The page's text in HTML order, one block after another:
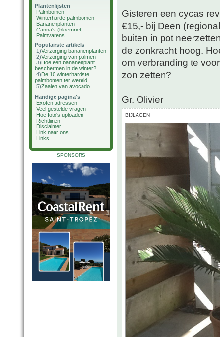
Plantenlijsten
Palmbomen
Winterharde palmbomen
Bananenplanten
Canna's (bloemriet)
Palmvarens
Populairste artikels
1)Verzorging bananenplanten
2)Verzorging van palmen
3)Hoe een bananenplant
beschermen in de winter?
4)De 10 winterhardste
palmbomen ter wereld
5)Zaaien van avocado
Handige pagina's
Exoten adressen
Veel gestelde vragen
Hoe foto's uploaden
Richtlijnen
Disclaimer
Link naar ons
Links
SPONSORS
Gisteren een cycas
€15,- bij Deen
buiten in pot
de zonkracht hoog.
om verbranding te
zon zetten?
Gr. Olivier
BIJLAGEN